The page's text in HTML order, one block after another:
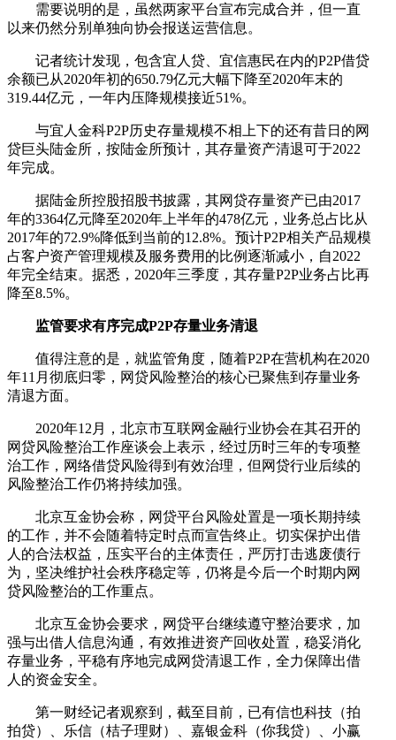
需要说明的是，虽然两家平台宣布完成合并，但一直
以来仍然分别单独向协会报送运营信息。
记者统计发现，包含宜人贷、宜信惠民在内的P2P借贷
余额已从2020年初的650.79亿元大幅下降至2020年末的
319.44亿元，一年内压降规模接近51%。
与宜人金科P2P历史存量规模不相上下的还有昔日的网
贷巨头陆金所，按陆金所预计，其存量资产清退可于2022
年完成。
据陆金所控股招股书披露，其网贷存量资产已由2017
年的3364亿元降至2020年上半年的478亿元，业务总占比从
2017年的72.9%降低到当前的12.8%。预计P2P相关产品规模
占客户资产管理规模及服务费用的比例逐渐减小，自2022
年完全结束。据悉，2020年三季度，其存量P2P业务占比再
降至8.5%。
监管要求有序完成P2P存量业务清退
值得注意的是，就监管角度，随着P2P在营机构在2020
年11月彻底归零，网贷风险整治的核心已聚焦到存量业务
清退方面。
2020年12月，北京市互联网金融行业协会在其召开的
网贷风险整治工作座谈会上表示，经过历时三年的专项整
治工作，网络借贷风险得到有效治理，但网贷行业后续的
风险整治工作仍将持续加强。
北京互金协会称，网贷平台风险处置是一项长期持续
的工作，并不会随着特定时点而宣告终止。切实保护出借
人的合法权益，压实平台的主体责任，严厉打击逃废债行
为，坚决维护社会秩序稳定等，仍将是今后一个时期内网
贷风险整治的工作重点。
北京互金协会要求，网贷平台继续遵守整治要求，加
强与出借人信息沟通，有效推进资产回收处置，稳妥消化
存量业务，平稳有序地完成网贷清退工作，全力保障出借
人的资金安全。
第一财经记者观察到，截至目前，已有信也科技（拍
拍贷）、乐信（桔子理财）、嘉银金科（你我贷）、小赢